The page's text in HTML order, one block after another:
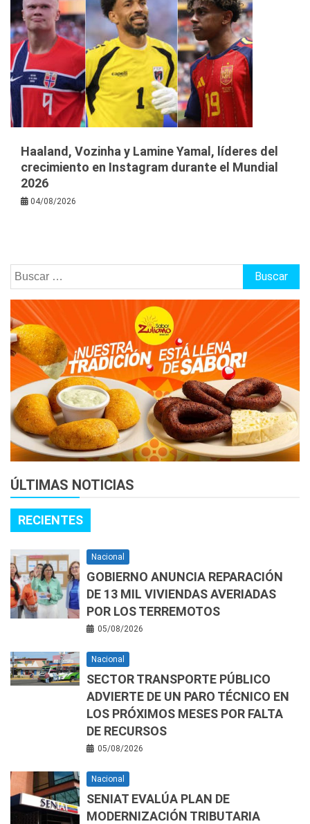
Haaland, Vozinha y Lamine Yamal, líderes del
crecimiento en Instagram durante el Mundial
2026
04/08/2026
Buscar:
ÚLTIMAS NOTICIAS
RECIENTES
Nacional
GOBIERNO ANUNCIA REPARACIÓN
DE 13 MIL VIVIENDAS AVERIADAS
POR LOS TERREMOTOS
05/08/2026
Nacional
SECTOR TRANSPORTE PÚBLICO
ADVIERTE DE UN PARO TÉCNICO EN
LOS PRÓXIMOS MESES POR FALTA
DE RECURSOS
05/08/2026
Nacional
SENIAT EVALÚA PLAN DE
MODERNIZACIÓN TRIBUTARIA